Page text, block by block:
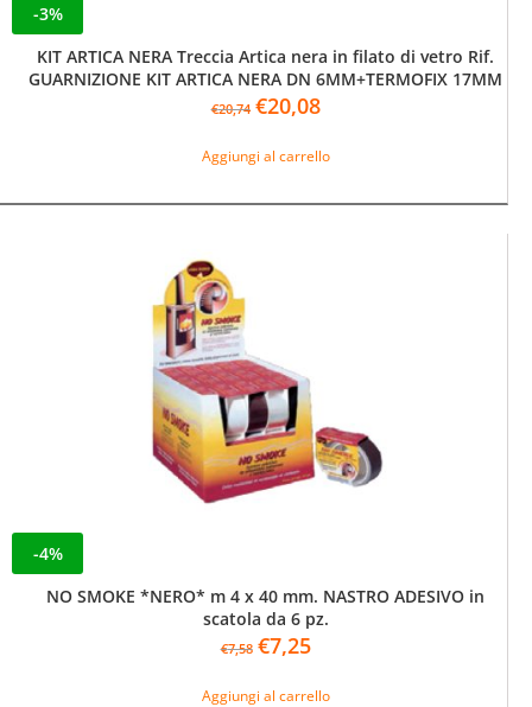
-3%
KIT ARTICA NERA Treccia Artica nera in filato di vetro Rif.
GUARNIZIONE KIT ARTICA NERA DN 6MM+TERMOFIX 17MM
€20,74 Il
originale
€20,74.
€20,08Il
attuale
€20,08.
Aggiungi al carrello
-4%
NO SMOKE *NERO* m 4 x 40 mm. NASTRO ADESIVO in
scatola da 6 pz.
€7,58 Il
originale
€7,25Il
attuale
Aggiungi al carrello